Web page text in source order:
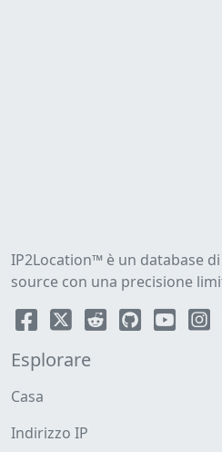
IP2Location™ è un database
source con una precisione
Esplorare
Casa
Indirizzo IP